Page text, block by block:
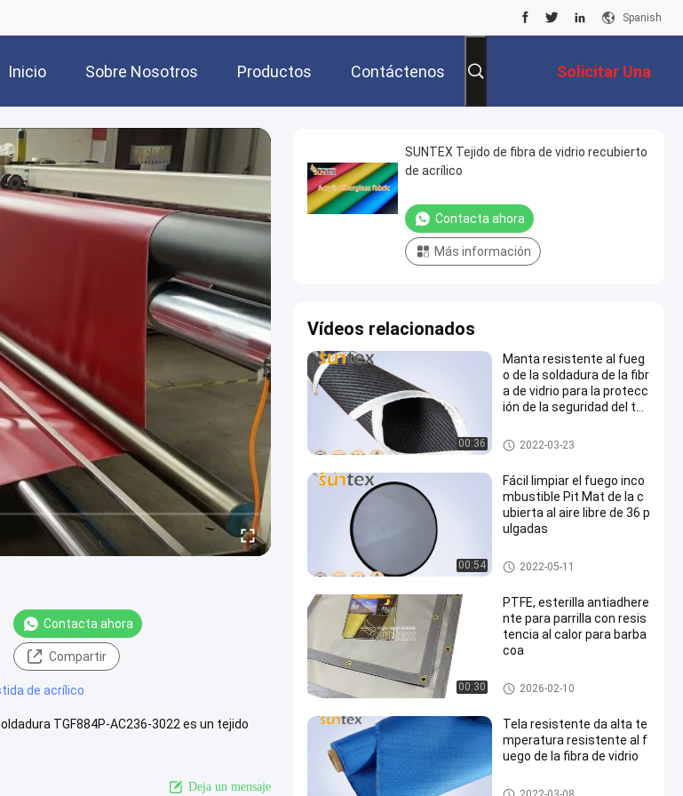
Spanish
Inicio Sobre Nosotros Productos Contáctenos Solicitar Una
Cotización
Contacta ahora
Compartir
de acrílico
TGF884P-AC236-3022 es un tejido
Deja un mensaje
SUNTEX Tejido de fibra de vidrio recubierto
de acrílico
Contacta ahora
Más información
Vídeos relacionados
00:36
Manta resistente al fueg
o de la soldadura de la fibr
a de vidrio para la protecc
ión de la seguridad del tall
m 1.0m m 1.5m m
rollo de la manta de la soldad
ura
2022-03-23
00:54
Fácil limpiar el fuego inco
mbustible Pit Mat de la c
ubierta al aire libre de 36 p
ulgadas
Fuego Pit Mat
2022-05-11
00:30
PTFE, esterilla antiadhere
nte para parrilla con resis
tencia al calor para barba
coa
Paño de alta temperatura de la
fibra de vidrio
2026-02-10
Tela resistente da alta te
mperatura resistente al f
uego de la fibra de vidrio
Tela resistente al fuego de la fi